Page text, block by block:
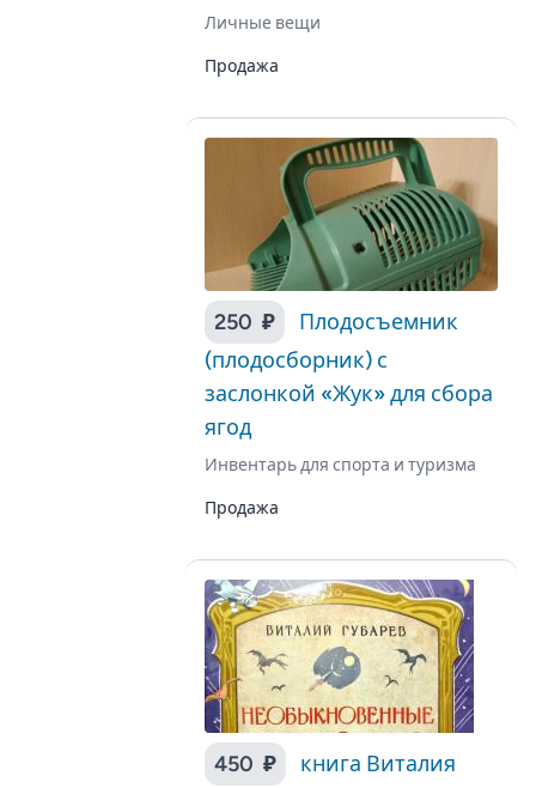
Личные вещи
Продажа
250 ₽
Плодосъемник
(плодосборник) с
заслонкой «Жук» для сбора
ягод
Инвентарь для спорта и туризма
Продажа
450 ₽
книга Виталия